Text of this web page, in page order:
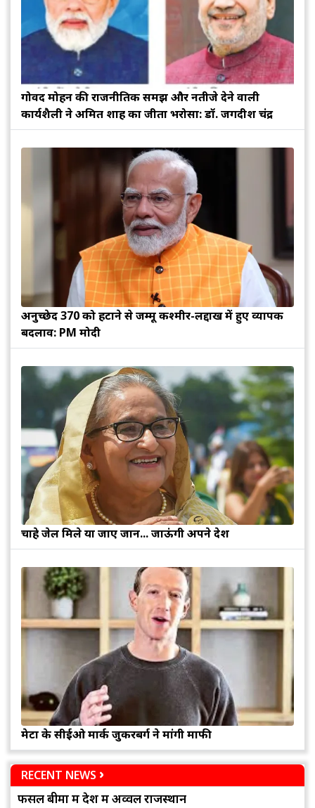
गोविंद मोहन की राजनीतिक समझ और नतीजे देने वाली
कार्यशैली ने अमित शाह का जीता भरोसा: डॉ. जगदीश चंद्र
अनुच्छेद 370 को हटाने से जम्मू कश्मीर-लद्दाख में हुए व्यापक
बदलाव: PM मोदी
चाहे जेल मिले या जाए जान... जाऊंगी अपने देश
मेटा के सीईओ मार्क जुकरबर्ग ने मांगी माफी
RECENT NEWS
फसल बीमा में देश में अव्वल राजस्थान